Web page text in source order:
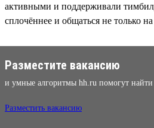
активными и поддерживали
сплочённее и общаться не только
Разместите вакансию
и умные алгоритмы hh.ru помогут найти
Разместить вакансию